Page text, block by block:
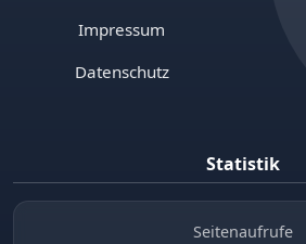
Impressum
Datenschutz
Statistik
Seitenaufrufe